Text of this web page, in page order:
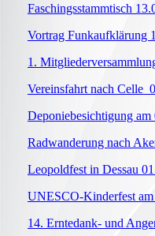
Faschingsstammtisch
Vortrag Funkaufklärung
1.
Vereinsfahrt nach Celle
Deponiebesichtigung am
Radwanderung nach
Leopoldfest in Dessau
UNESCO-Kinderfest
14. Erntedank- und